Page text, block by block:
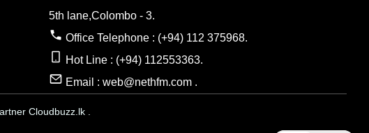
5th lane,Colombo - 3.
Office Telephone : (+94) 112 375968.
Hot Line : (+94) 112553363.
Email : web@nethfm.com .
Cloudbuzz.lk .